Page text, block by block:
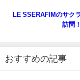
LE SSERAFIMのサク
訪問
おすすめの記事